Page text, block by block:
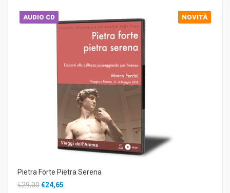
AUDIO CD NOVITÀ
Pietra Forte Pietra Serena
€29,00€24,65